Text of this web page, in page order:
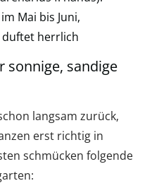
Mai bis Juni,
herrlich
sonnige, sandige
langsam zurück,
erst richtig in
schmücken folgende